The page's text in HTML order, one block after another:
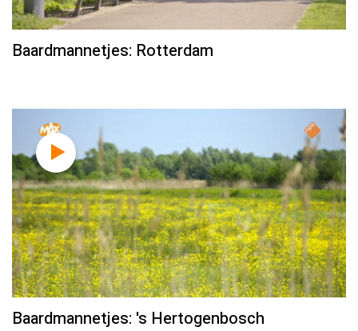
Baardmannetjes: Rotterdam
Baardmannetjes: 's Hertogenbosch